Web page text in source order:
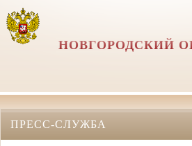
НОВГОРОДСКИЙ
ПРЕСС-СЛУЖБА